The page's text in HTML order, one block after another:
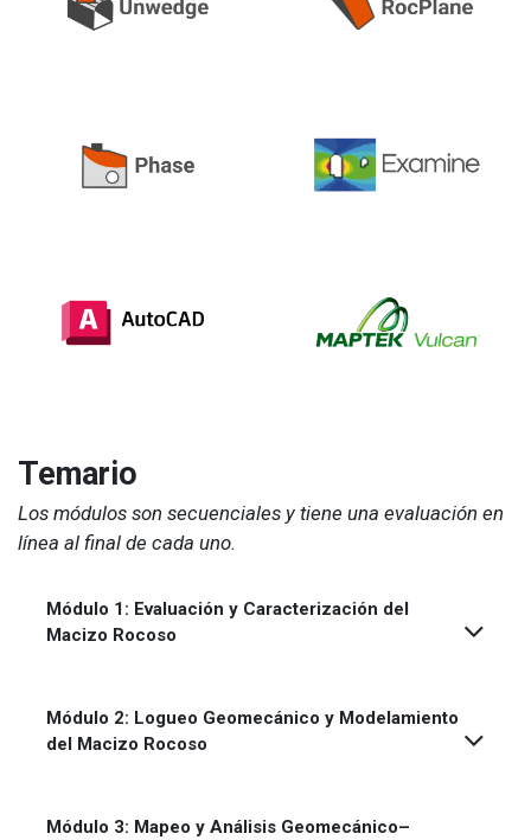
Temario
Los módulos son secuenciales y tiene una evaluación en
línea al final de cada uno.
Módulo 1: Evaluación y Caracterización del
Macizo Rocoso
Módulo 2: Logueo Geomecánico y Modelamiento
del Macizo Rocoso
Módulo 3: Mapeo y Análisis Geomecánico–